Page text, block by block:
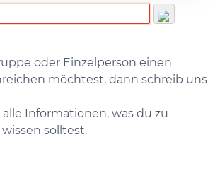
oder Einzelperson einen
möchtest, dann schreib uns
Informationen, was du zu
solltest.